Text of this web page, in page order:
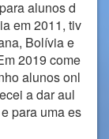
alunos d
em 2011, tiv
Bolívia e
2019 come
alunos onl
a dar aul
para uma es